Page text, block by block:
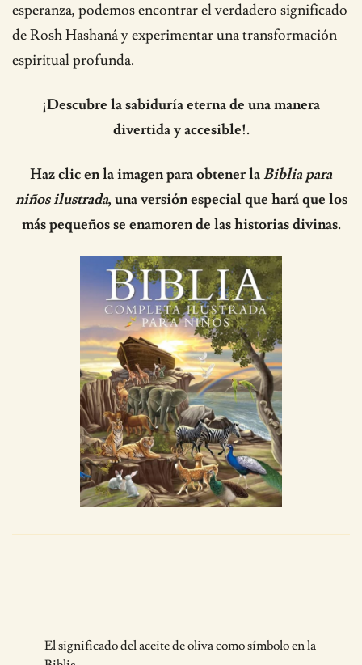
esperanza, podemos encontrar el verdadero significado
de Rosh Hashaná y experimentar una transformación
espiritual profunda.
¡Descubre la sabiduría eterna de una manera
divertida y accesible!.
Haz clic en la imagen para obtener laBiblia para
niños ilustrada, una versión especial que hará que los
más pequeños se enamoren de las historias divinas.
El significado del aceite de oliva como símbolo en la